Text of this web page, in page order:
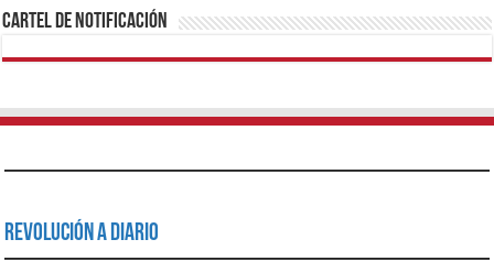
Cartel de Notificación
Revolución a Diario